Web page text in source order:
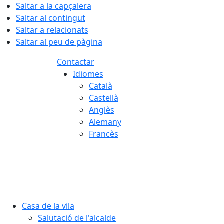
Saltar a la capçalera
Saltar al contingut
Saltar a relacionats
Saltar al peu de pàgina
Contactar
Idiomes
Català
Castellà
Anglès
Alemany
Francès
Casa de la vila
Salutació de l'alcalde